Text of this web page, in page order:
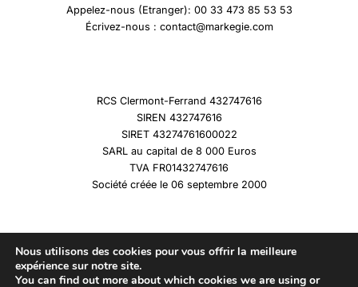
Appelez-nous (Etranger): 00 33 473 85 53 53
Écrivez-nous : contact@markegie.com
RCS Clermont-Ferrand 432747616
SIREN 432747616
SIRET 43274761600022
SARL au capital de 8 000 Euros
TVA FR01432747616
Société créée le 06 septembre 2000
Copyright © 2026 Marqueshistoire
Nous utilisons des cookies pour vous offrir la meilleure
expérience sur notre site.
You can find out more about which cookies we are using or